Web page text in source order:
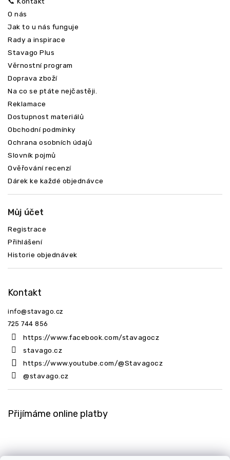
O nás
Jak to u nás funguje
Rady a inspirace
Stavago Plus
Věrnostní program
Doprava zboží
Na co se ptáte nejčastěji.
Reklamace
Dostupnost materiálů
Obchodní podmínky
Ochrana osobních údajů
Slovník pojmů
Ověřování recenzí
Dárek ke každé objednávce
Můj účet
Registrace
Přihlášení
Historie objednávek
Kontakt
info@stavago.cz
725 744 856
https://www.facebook.com/stavagocz
stavago.cz
https://www.youtube.com/@Stavagocz
@stavago.cz
Přijímáme online platby